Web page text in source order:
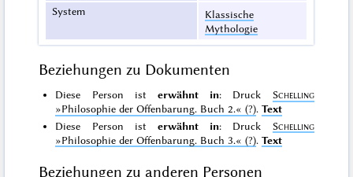
System
Klassische
Mythologie
Beziehungen zu Dokumenten
Diese Person ist erwähnt in: Druck Schelling
»Philosophie der Offenbarung. Buch 2.« (?).Text
Diese Person ist erwähnt in: Druck Schelling
»Philosophie der Offenbarung. Buch 3.« (?).Text
Beziehungen zu anderen Personen